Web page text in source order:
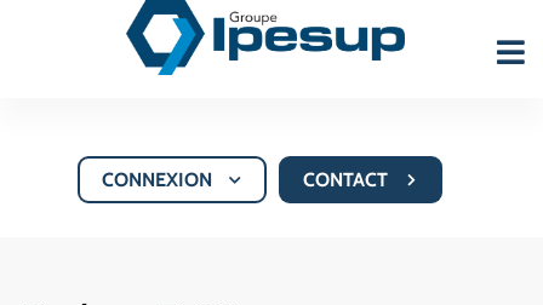
CONTACT
CONNEXION